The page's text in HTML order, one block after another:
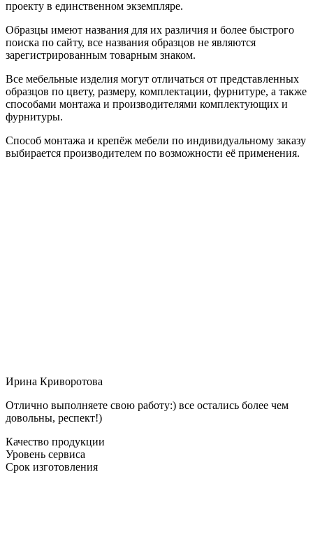
проекту в единственном экземпляре.
Образцы имеют названия для их различия и более быстрого
поиска по сайту, все названия образцов не являются
зарегистрированным товарным знаком.
Все мебельные изделия могут отличаться от представленных
образцов по цвету, размеру, комплектации, фурнитуре, а также
способами монтажа и производителями комплектующих и
фурнитуры.
Способ монтажа и крепёж мебели по индивидуальному заказу
выбирается производителем по возможности её применения.
Ирина Криворотова
Отлично выполняете свою работу:) все остались более чем
довольны, респект!)
Качество продукции
Уровень сервиса
Срок изготовления